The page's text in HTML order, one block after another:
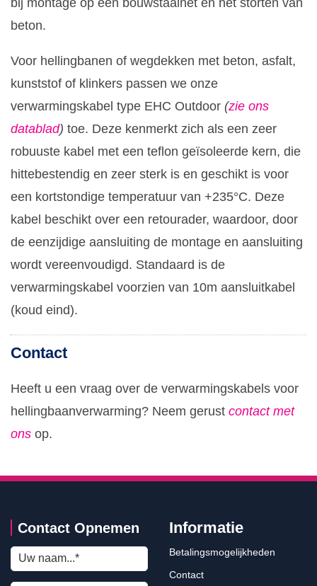
bij montage op een bouwstaalnet en het storten van
beton.
Voor hellingbanen of wegdekken met beton, asfalt,
kunststof of klinkers passen we onze
verwarmingskabel type EHC Outdoor (zie ons
datablad) toe. Deze kenmerkt zich als een zeer
robuuste kabel met een teflon geïsoleerde kern, die
hittebestendig en zeer sterk is en geschikt is voor
een kortstondige temperatuur van +235°C. Deze
kabel beschikt over een retourader, waardoor, door
de eenzijdige aansluiting de montage en aansluiting
wordt vereenvoudigd. Standaard is de
verwarmingskabel voorzien van 10m aansluitkabel
(koud eind).
Contact
Heeft u een vraag over de verwarmingskabels voor
hellingbaanverwarming? Neem gerust contact met
ons op.
Contact Opnemen Informatie
Betalingsmogelijkheden
Contact